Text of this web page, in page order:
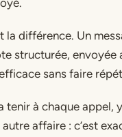
la différence. Un
structurée, envoyée
sans faire
à chaque appel,
affaire : c’est